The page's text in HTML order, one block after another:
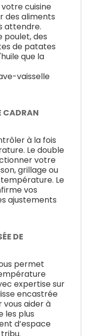
cuisine
des aliments
attendre.
poulet, des
de patates
que la
vaisselle
CADRAN
à la fois
Le double
votre
grillage ou
Le
vos
ajustements
DE
permet
expertise sur
encastrée
vous aider à
les plus
d’espace